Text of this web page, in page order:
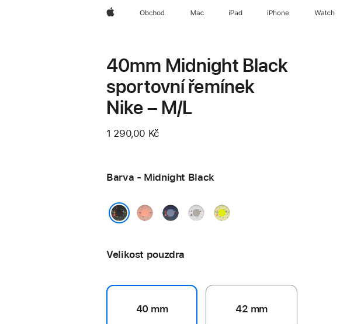
AppleObchod Mac iPad iPhone Watch
40mm Midnight Black
sportovní řemínek
Nike – M/L
1 290,00 Kč
Barva - Midnight Black
Alpenglow
Blue
VeiledVolt
Velikost pouzdra
40 mm 42 mm